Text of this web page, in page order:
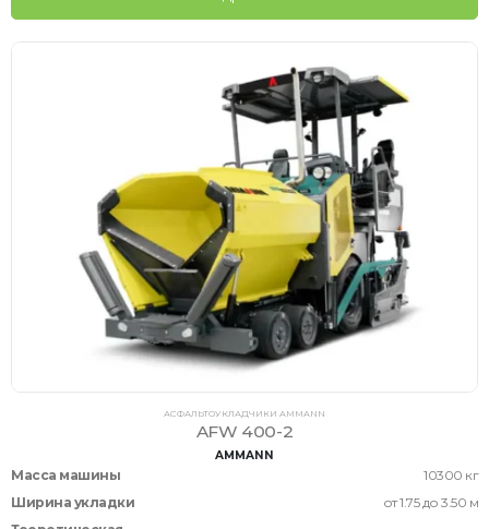
АСФАЛЬТОУКЛАДЧИКИ AMMANN
AFW 400-2
AMMANN
Масса машины
10300 кг
Ширина укладки
от 1.75 до 3.50 м